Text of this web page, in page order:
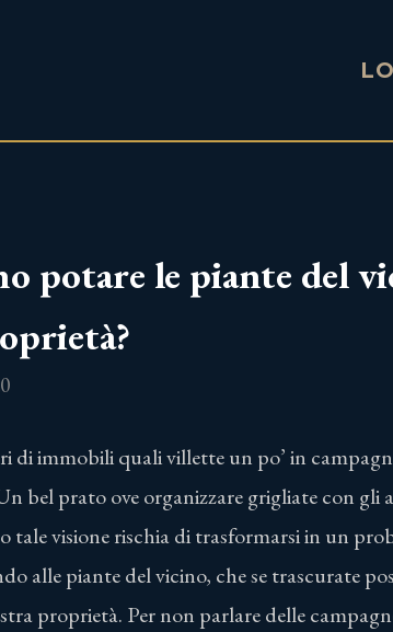
potare le piante del
di immobili quali villette un po’ in
bel prato ove organizzare grigliate con gli
tale visione rischia di trasformarsi in un
alle piante del vicino, che se trascurate
proprietà. Per non parlare delle